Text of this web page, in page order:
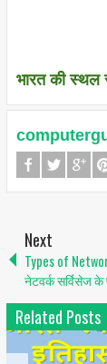
भारत की स्थल
Next
Types of
नेटवर्क सर्विसेज के
Related Posts